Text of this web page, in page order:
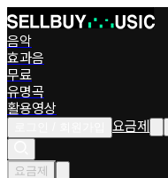
음악
효과음
무료
유명곡
활용영상
요금제
요금제